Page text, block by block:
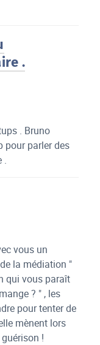
.
. Bruno
pour parler des
.
vous un
la médiation "
qui vous paraît
? " , les
pour tenter de
mènent lors
!